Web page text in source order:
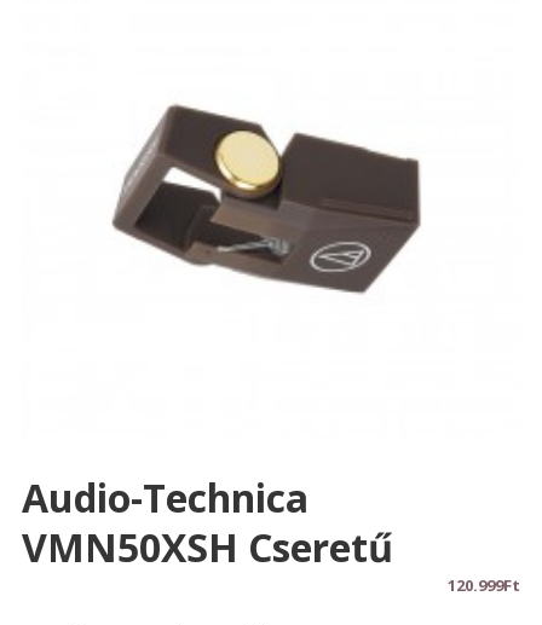
Audio-Technica
VMN50XSH Cseretű
120.999Ft